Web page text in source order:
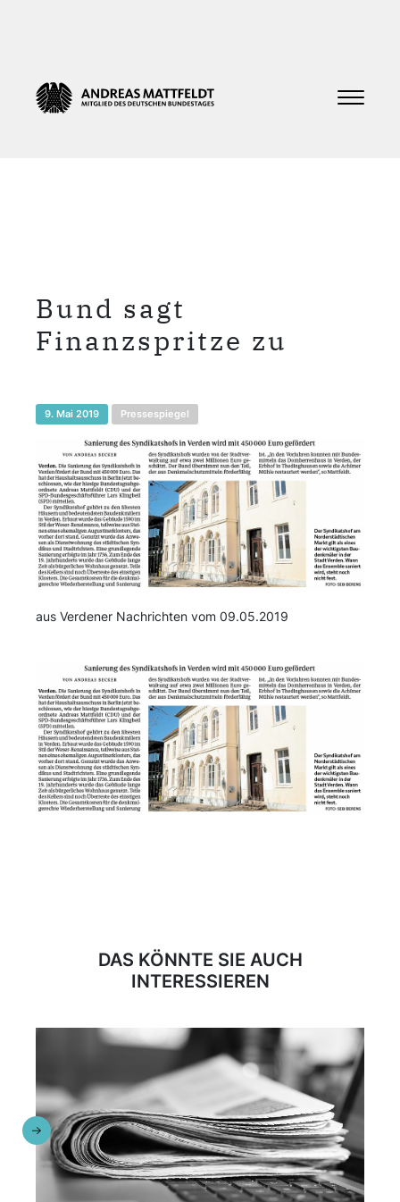
Bund sagt
Finanzspritze zu
9. Mai 2019 Pressespiegel
aus Verdener Nachrichten vom 09.05.2019
DAS KÖNNTE SIE AUCH
INTERESSIEREN